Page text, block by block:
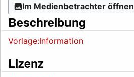
Im Medienbetrachter öffnen
Beschreibung
Vorlage:Information
Lizenz